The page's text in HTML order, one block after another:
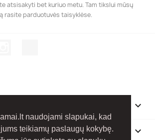
naudojami slapukai, kad
teikiamų paslaugų kokybę.
atsisakyti bet kuriuo metu. Tam tikslui mūsų
rasite parduotuvės taisyklėse.

